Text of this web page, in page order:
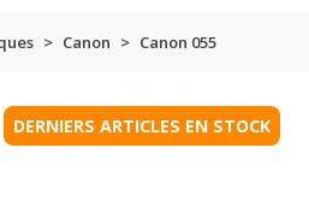
Canon Canon 055
DERNIERS ARTICLES EN STOCK